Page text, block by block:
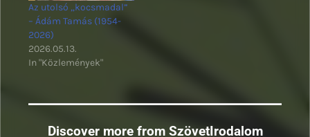
Az utolsó „kocsmadal”
– Ádám Tamás (1954-
2026)
2026.05.13.
In "Közlemények"
Discover more from SzövetIrodalom